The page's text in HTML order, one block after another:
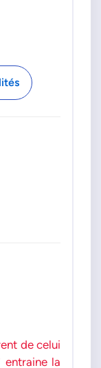
de celui
la